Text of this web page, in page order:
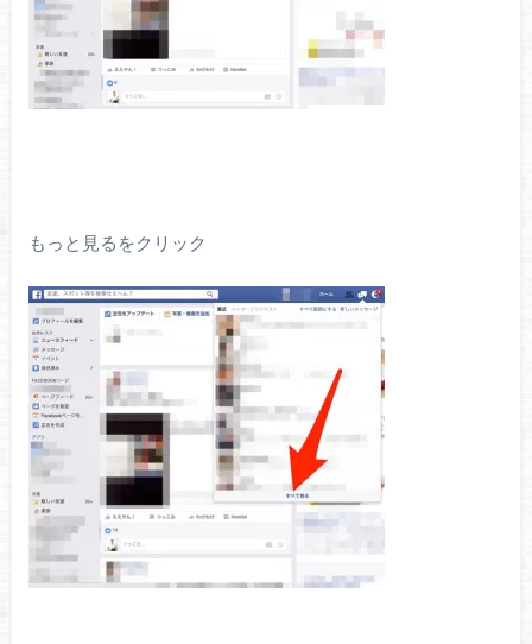
もっと見るをクリック